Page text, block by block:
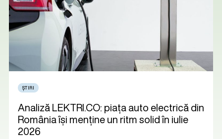
ȘTIRI
Analiză LEKTRI.CO: piața auto electrică din
România își menține un ritm solid în iulie
2026